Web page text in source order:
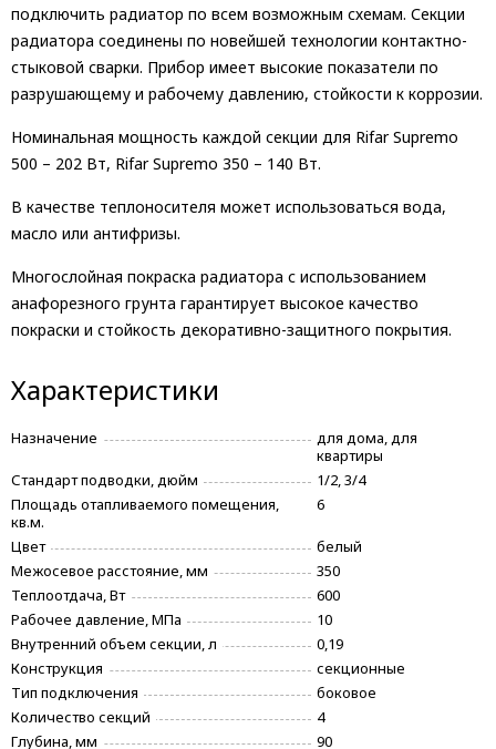
подключить радиатор по всем возможным схемам. Секции
радиатора соединены по новейшей технологии контактно-
стыковой сварки. Прибор имеет высокие показатели по
разрушающему и рабочему давлению, стойкости к коррозии.
Номинальная мощность каждой секции для Rifar Supremo
500 – 202 Вт, Rifar Supremo 350 – 140 Вт.
В качестве теплоносителя может использоваться вода,
масло или антифризы.
Многослойная покраска радиатора с использованием
анафорезного грунта гарантирует высокое качество
покраски и стойкость декоративно-защитного покрытия.
Характеристики
Назначение
для дома, для
квартиры
Стандарт подводки, дюйм
1/2, 3/4
Площадь отапливаемого помещения,
кв.м.
6
Цвет
белый
Межосевое расстояние, мм
350
Теплоотдача, Вт
600
Рабочее давление, МПа
10
Внутренний объем секции, л
0,19
Конструкция
секционные
Тип подключения
боковое
Количество секций
4
Глубина, мм
90